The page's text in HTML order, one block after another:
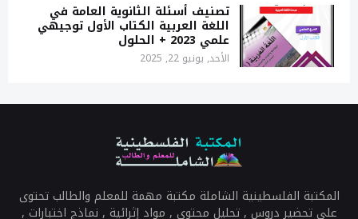
تصنيف أسئلة الثانوية العامة في
اللغة العربية الكتاب الأول توجيهي
علمي 2023 + الحلول
الأحد, يونيو 22, 2025
المكتبة الفلسطينية الشاملة مكتبة مهمة للمعلم والطالب تحتوى
على تحضير دروس , تحليل محتوى , مواد إثرائية , نماذج اختبارات ,